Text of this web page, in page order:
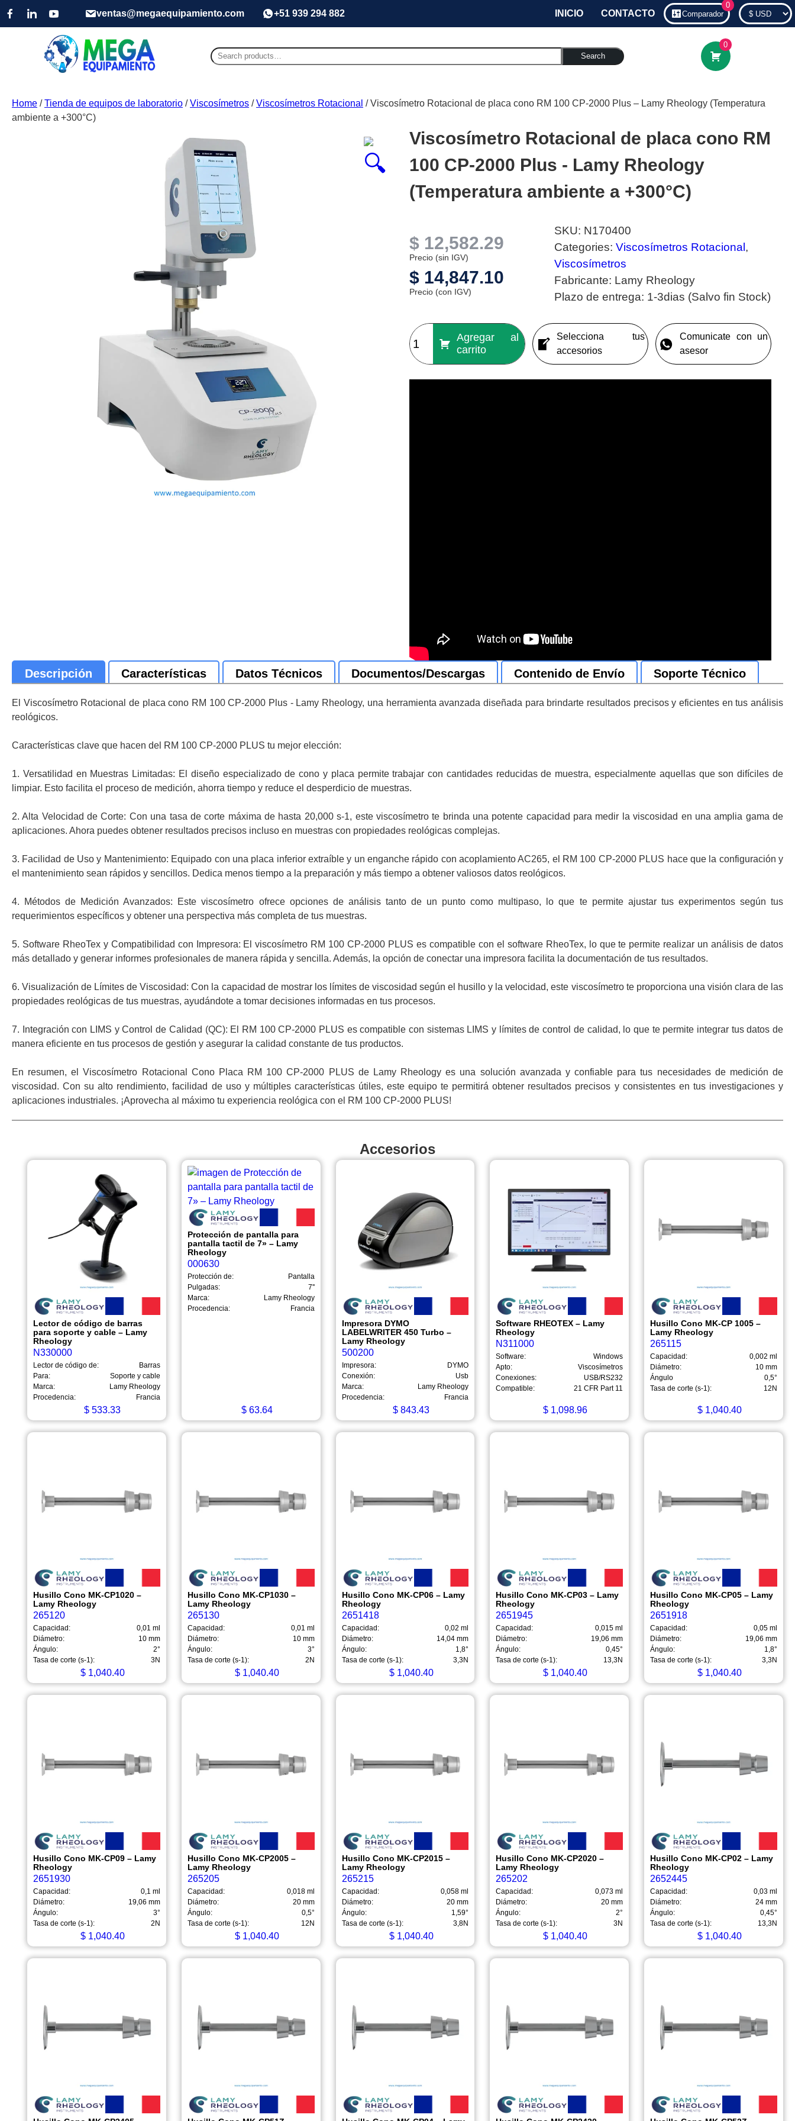
ventas@megaequipamiento.com +51 939 294 882 INICIO CONTACTO
0
Comparador
Search
for:
Search
0
Home /Tienda de equipos de laboratorio /Viscosímetros /Viscosímetros Rotacional / Viscosímetro Rotacional de placa cono RM 100 CP-2000 Plus – Lamy Rheology (Temperatura
ambiente a +300°C)
Viscosímetro Rotacional de placa cono RM
100 CP-2000 Plus - Lamy Rheology
(Temperatura ambiente a +300°C)
$ 12,582.29
Precio (sin IGV)
$ 14,847.10
Precio (con IGV)
SKU: N170400
Categories: Viscosímetros Rotacional ,
Viscosímetros
Fabricante: Lamy Rheology
Plazo de entrega: 1-3dias (Salvo fin Stock)
Agregar al
carrito
Selecciona tus
accesorios
Comunicate con un
asesor
Descripción Características Datos Técnicos Documentos/Descargas Contenido de Envío Soporte Técnico
El Viscosímetro Rotacional de placa cono RM 100 CP-2000 Plus - Lamy Rheology, una herramienta avanzada diseñada para brindarte resultados precisos y eficientes en tus análisis
reológicos.
Características clave que hacen del RM 100 CP-2000 PLUS tu mejor elección:
1. Versatilidad en Muestras Limitadas: El diseño especializado de cono y placa permite trabajar con cantidades reducidas de muestra, especialmente aquellas que son difíciles de
limpiar. Esto facilita el proceso de medición, ahorra tiempo y reduce el desperdicio de muestras.
2. Alta Velocidad de Corte: Con una tasa de corte máxima de hasta 20,000 s-1, este viscosímetro te brinda una potente capacidad para medir la viscosidad en una amplia gama de
aplicaciones. Ahora puedes obtener resultados precisos incluso en muestras con propiedades reológicas complejas.
3. Facilidad de Uso y Mantenimiento: Equipado con una placa inferior extraíble y un enganche rápido con acoplamiento AC265, el RM 100 CP-2000 PLUS hace que la configuración y
el mantenimiento sean rápidos y sencillos. Dedica menos tiempo a la preparación y más tiempo a obtener valiosos datos reológicos.
4. Métodos de Medición Avanzados: Este viscosímetro ofrece opciones de análisis tanto de un punto como multipaso, lo que te permite ajustar tus experimentos según tus
requerimientos específicos y obtener una perspectiva más completa de tus muestras.
5. Software RheoTex y Compatibilidad con Impresora: El viscosímetro RM 100 CP-2000 PLUS es compatible con el software RheoTex, lo que te permite realizar un análisis de datos
más detallado y generar informes profesionales de manera rápida y sencilla. Además, la opción de conectar una impresora facilita la documentación de tus resultados.
6. Visualización de Límites de Viscosidad: Con la capacidad de mostrar los límites de viscosidad según el husillo y la velocidad, este viscosímetro te proporciona una visión clara de las
propiedades reológicas de tus muestras, ayudándote a tomar decisiones informadas en tus procesos.
7. Integración con LIMS y Control de Calidad (QC): El RM 100 CP-2000 PLUS es compatible con sistemas LIMS y límites de control de calidad, lo que te permite integrar tus datos de
manera eficiente en tus procesos de gestión y asegurar la calidad constante de tus productos.
En resumen, el Viscosímetro Rotacional Cono Placa RM 100 CP-2000 PLUS de Lamy Rheology es una solución avanzada y confiable para tus necesidades de medición de
viscosidad. Con su alto rendimiento, facilidad de uso y múltiples características útiles, este equipo te permitirá obtener resultados precisos y consistentes en tus investigaciones y
aplicaciones industriales. ¡Aprovecha al máximo tu experiencia reológica con el RM 100 CP-2000 PLUS!
Accesorios
Lector de código de barras
para soporte y cable – Lamy
Rheology
N330000
Lector de código de:
Barras
Para:
Soporte y cable
Marca:
Lamy Rheology
Procedencia:
Francia
$ 533.33
Protección de pantalla para
pantalla tactil de 7» – Lamy
Rheology
000630
Protección de:
Pantalla
Pulgadas:
7''
Marca:
Lamy Rheology
Procedencia:
Francia
$63.64
Impresora DYMO
LABELWRITER 450 Turbo –
Lamy Rheology
500200
Impresora:
DYMO
Conexión:
Usb
Marca:
Lamy Rheology
Procedencia:
Francia
$ 843.43
Software RHEOTEX – Lamy
Rheology
N311000
Software:
Windows
Apto:
Viscosímetros
Conexiones:
USB/RS232
Compatible:
21 CFR Part 11
$ 1,098.96
Husillo Cono MK-CP 1005 –
Lamy Rheology
265115
Capacidad:
0,002 ml
Diámetro:
10 mm
Ángulo
0,5°
Tasa de corte (s-1):
12N
$ 1,040.40
Husillo Cono MK-CP1020 –
Lamy Rheology
265120
Capacidad:
0,01 ml
Diámetro:
10 mm
Ángulo:
2°
Tasa de corte (s-1):
3N
$1,040.40
Husillo Cono MK-CP1030 –
Lamy Rheology
265130
Capacidad:
0,01 ml
Diámetro:
10 mm
Ángulo:
3°
Tasa de corte (s-1):
2N
$1,040.40
Husillo Cono MK-CP06 – Lamy
Rheology
2651418
Capacidad:
0,02 ml
Diámetro:
14,04 mm
Ángulo:
1,8°
Tasa de corte (s-1):
3,3N
$1,040.40
Husillo Cono MK-CP03 – Lamy
Rheology
2651945
Capacidad:
0,015 ml
Diámetro:
19,06 mm
Ángulo:
0,45°
Tasa de corte (s-1):
13,3N
$ 1,040.40
Husillo Cono MK-CP05 – Lamy
Rheology
2651918
Capacidad:
0,05 ml
Diámetro:
19,06 mm
Ángulo:
1,8°
Tasa de corte (s-1):
3,3N
$ 1,040.40
Husillo Cono MK-CP09 – Lamy
Rheology
2651930
Capacidad:
0,1 ml
Diámetro:
19,06 mm
Ángulo:
3°
Tasa de corte (s-1):
2N
$1,040.40
Husillo Cono MK-CP2005 –
Lamy Rheology
265205
Capacidad:
0,018 ml
Diámetro:
20 mm
Ángulo:
0,5°
Tasa de corte (s-1):
12N
$1,040.40
Husillo Cono MK-CP2015 –
Lamy Rheology
265215
Capacidad:
0,058 ml
Diámetro:
20 mm
Ángulo:
1,59°
Tasa de corte (s-1):
3,8N
$1,040.40
Husillo Cono MK-CP2020 –
Lamy Rheology
265202
Capacidad:
0,073 ml
Diámetro:
20 mm
Ángulo:
2°
Tasa de corte (s-1):
3N
$ 1,040.40
Husillo Cono MK-CP02 – Lamy
Rheology
2652445
Capacidad:
0,03 ml
Diámetro:
24 mm
Ángulo:
0,45°
Tasa de corte (s-1):
13,3N
$ 1,040.40